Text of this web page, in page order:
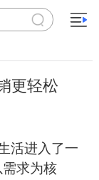
更轻松
活进入了一
求为核